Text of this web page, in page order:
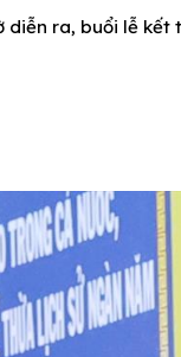
diễn ra, buổi lễ